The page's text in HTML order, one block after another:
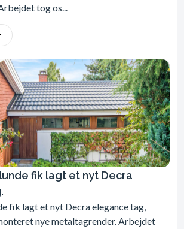
tog os...
fik lagt et nyt Decra
fik lagt et nyt Decra elegance tag,
nye metaltagrender. Arbejdet